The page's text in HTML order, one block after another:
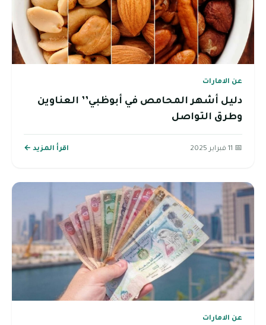
عن الامارات
دليل أشهر المحامص في أبوظبي’’ العناوين
وطرق التواصل
📅 11 فبراير 2025 اقرأ المزيد ←
عن الامارات